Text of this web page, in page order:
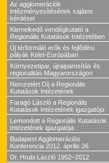
Az agglomerációk
intézményesítésének sajátos
kérdései
Kiemelkedő vendégkutató a
Regionális Kutatások Intézetében
Új térformáló erők és fejlődési
pályák Kelet-Európában
Környezetipar, újraiparosítás és
regionalitás Magyarországon
Nemzetért Díj a Regionális
Kutatások Intézetének
Faragó László a Regionális
Kutatások Intézetének igazgatója
Lemondott a Regionális Kutatások
Intézetének igazgatója
Budapest Agglomerációs
Konferencia 2012. április 26.
Dr. Hrubi László 1952–2012